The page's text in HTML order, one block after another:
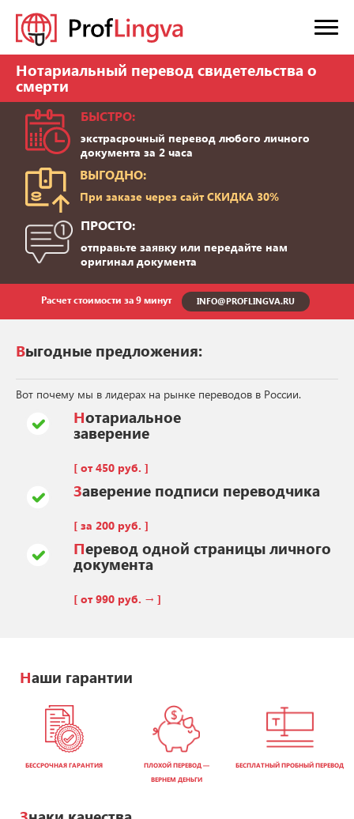
Нотариальный перевод свидетельства о
смерти
БЫСТРО:
экстрасрочный перевод любого личного
документа за 2 часа
ВЫГОДНО:
При заказе через сайт СКИДКА 30%
ПРОСТО:
отправьте заявку или передайте нам
оригинал документа
Расчет стоимости за 9 минут INFO@PROFLINGVA.RU
Выгодные предложения:
Вот почему мы в лидерах на рынке переводов в России.
Нотариальное
заверение
[ от 450 руб. ]
Заверение подписи переводчика
[ за 200 руб. ]
Перевод одной страницы личного
документа
[ от 990 руб. → ]
Наши гарантии
БЕССРОЧНАЯ ГАРАНТИЯ
ПЛОХОЙ ПЕРЕВОД —
ВЕРНЕМ ДЕНЬГИ
БЕСПЛАТНЫЙ ПРОБНЫЙ ПЕРЕВОД